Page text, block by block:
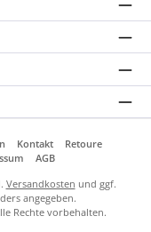
Kontakt
Retoure
AGB
Versandkosten und ggf.
angegeben.
Rechte vorbehalten.